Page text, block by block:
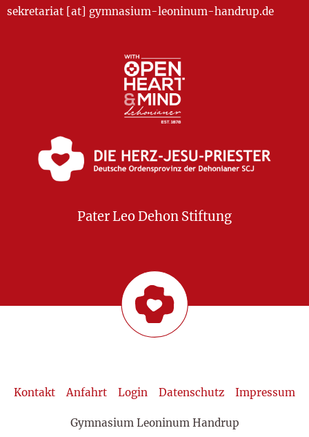
sekretariat [at] gymnasium-leoninum-handrup.de
Pater Leo Dehon Stiftung
Kontakt Anfahrt Login Datenschutz Impressum
Gymnasium Leoninum Handrup